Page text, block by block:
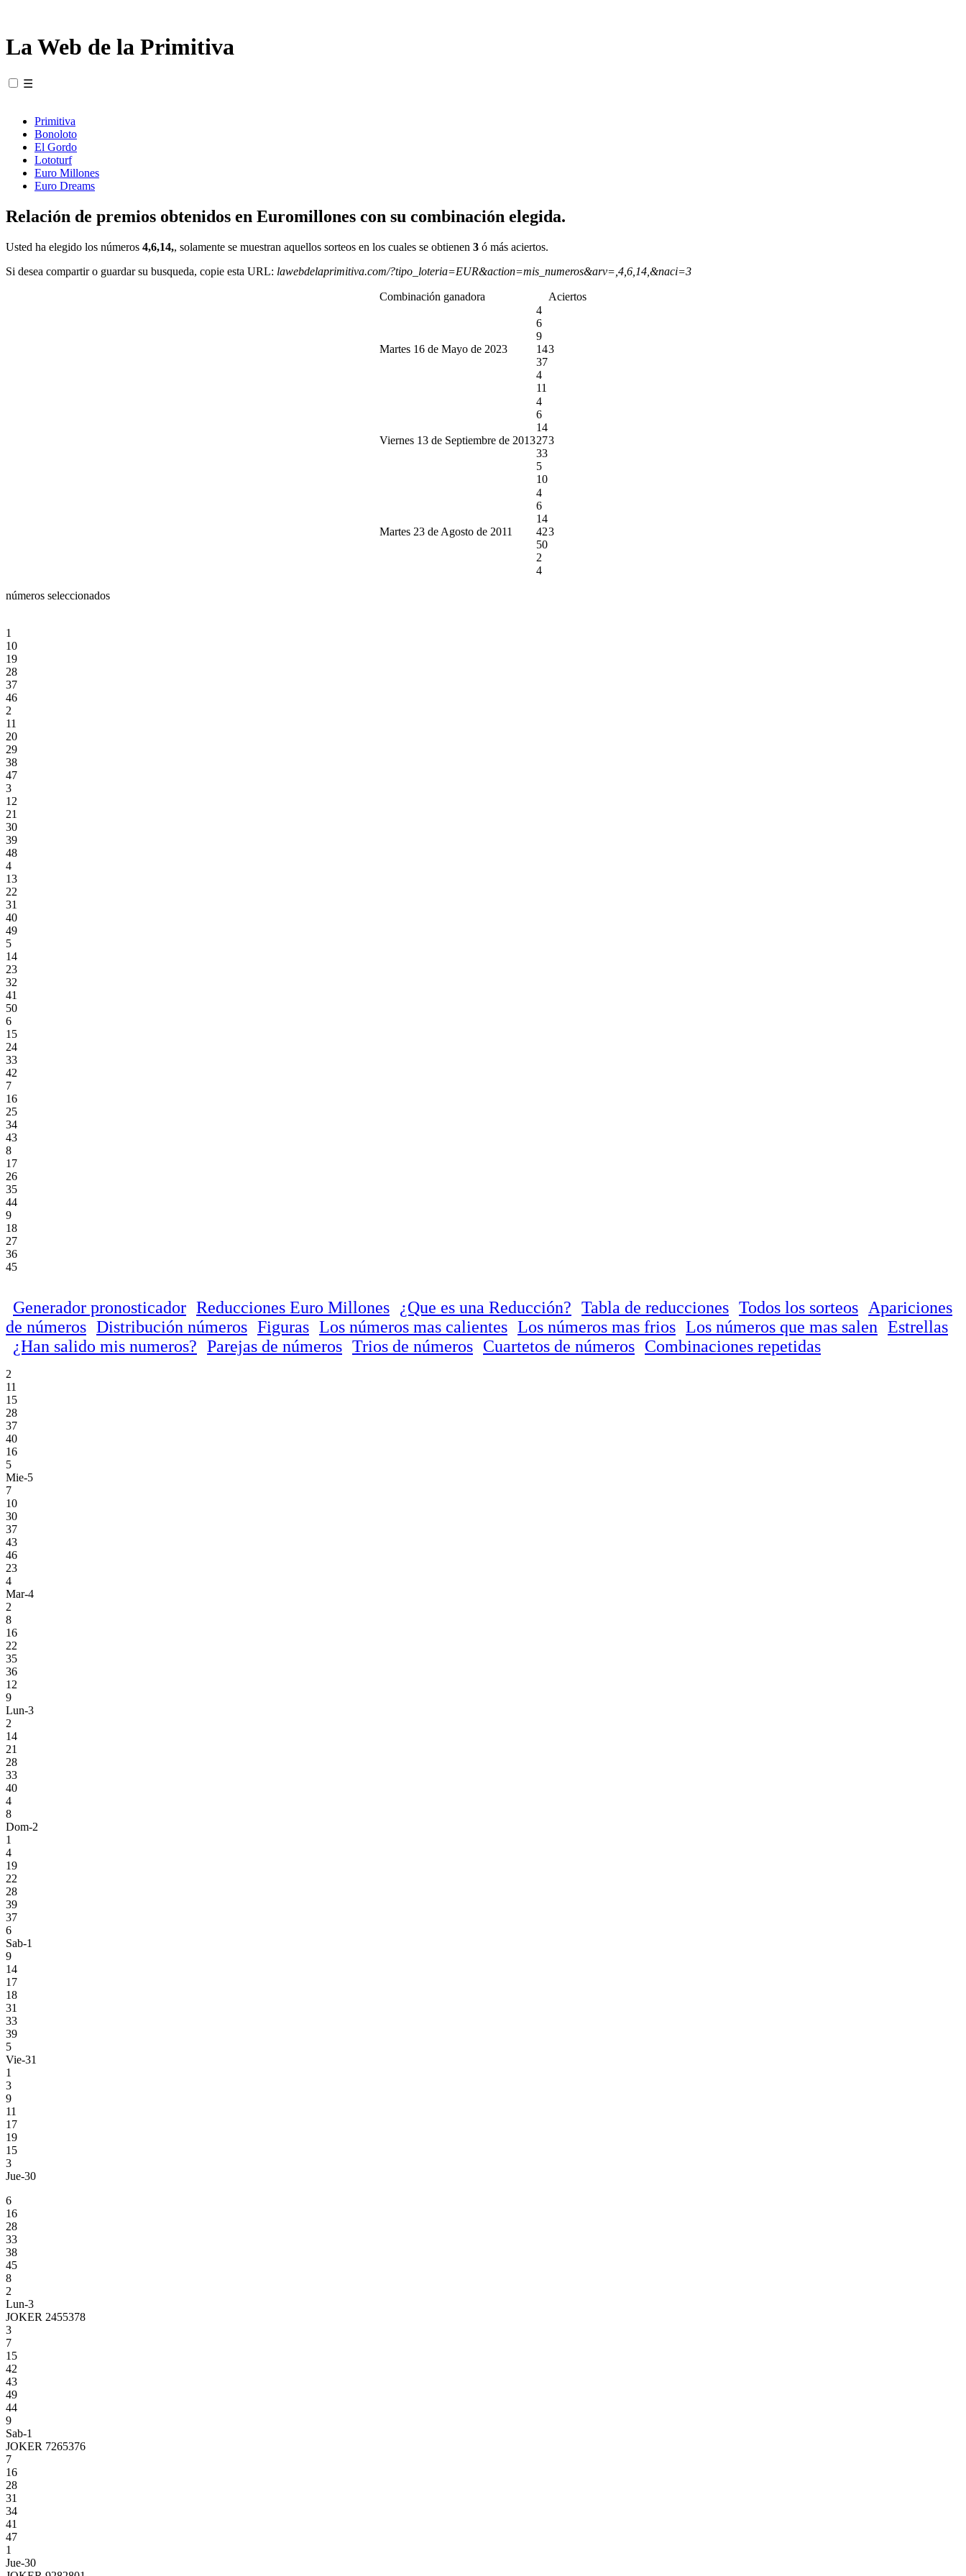
La Web de la Primitiva
☰
Primitiva
Bonoloto
El Gordo
Lototurf
Euro Millones
Euro Dreams
Relación de premios obtenidos en Euromillones con su combinación elegida.
Usted ha elegido los números 4,6,14,, solamente se muestran aquellos sorteos en los cuales se obtienen 3 ó más aciertos.
Si desea compartir o guardar su busqueda, copie esta URL: lawebdelaprimitiva.com/?tipo_loteria=EUR&action=mis_numeros&arv=,4,6,14,&naci=3
Combinación ganadora Aciertos
Martes 16 de Mayo de 2023
4
6
9
14
37
4
11
3
Viernes 13 de Septiembre de 2013
4
6
14
27
33
5
10
3
Martes 23 de Agosto de 2011
4
6
14
42
50
2
4
3
números seleccionados
1
10
19
28
37
46
2
11
20
29
38
47
3
12
21
30
39
48
4
13
22
31
40
49
5
14
23
32
41
50
6
15
24
33
42
7
16
25
34
43
8
17
26
35
44
9
18
27
36
45
Generador pronosticador Reducciones Euro Millones ¿Que es una Reducción? Tabla de reducciones Todos los sorteos
Apariciones
de números Distribución números Figuras Los números mas calientes Los números mas frios Los números que mas salen Estrellas
¿Han salido mis numeros? Parejas de números Trios de números Cuartetos de números Combinaciones repetidas
2
11
15
28
37
40
16
5
Mie-5
7
10
30
37
43
46
23
4
Mar-4
2
8
16
22
35
36
12
9
Lun-3
2
14
21
28
33
40
4
8
Dom-2
1
4
19
22
28
39
37
6
Sab-1
9
14
17
18
31
33
39
5
Vie-31
1
3
9
11
17
19
15
3
Jue-30
6
16
28
33
38
45
8
2
Lun-3
JOKER 2455378
3
7
15
42
43
49
44
9
Sab-1
JOKER 7265376
7
16
28
31
34
41
47
1
Jue-30